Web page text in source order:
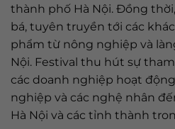
thành phố Hà Nội. Đồng
bá, tuyên truyền tới các
phẩm từ nông nghiệp và
Nội. Festival thu hút sự
các doanh nghiệp hoạt
nghiệp và các nghệ nhân
Hà Nội và các tỉnh thành